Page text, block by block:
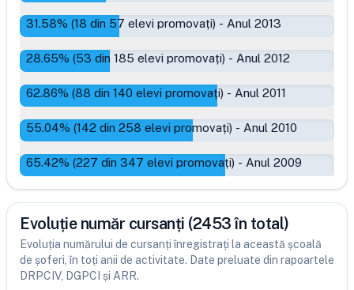
31.58% (18 din 57 elevi promovați) - Anul 2013
28.65% (53 din 185 elevi promovați) - Anul 2012
62.86% (88 din 140 elevi promovați) - Anul 2011
55.04% (142 din 258 elevi promovați) - Anul 2010
65.42% (227 din 347 elevi promovați) - Anul 2009
Evoluție număr cursanți (2453 în total)
Evoluția numărului de cursanți înregistrați la această școală
de șoferi, în toți anii de activitate. Date preluate din rapoartele
DRPCIV, DGPCI și ARR.